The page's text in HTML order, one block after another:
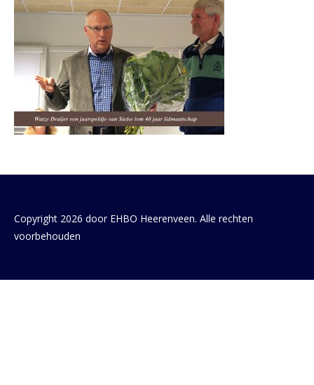
Copyright 2026 door EHBO Heerenveen. Alle rechten
voorbehouden